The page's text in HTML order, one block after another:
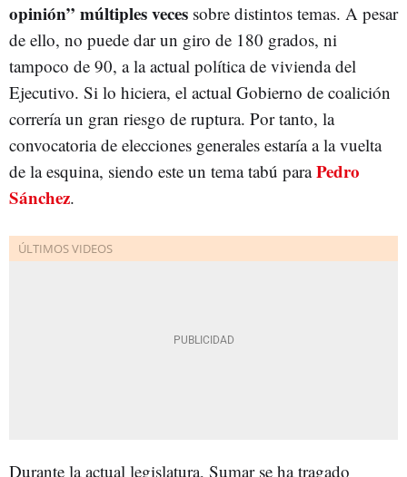
opinión” múltiples veces sobre distintos temas. A pesar
de ello, no puede dar un giro de 180 grados, ni
tampoco de 90, a la actual política de vivienda del
Ejecutivo. Si lo hiciera, el actual Gobierno de coalición
correría un gran riesgo de ruptura. Por tanto, la
convocatoria de elecciones generales estaría a la vuelta
de la esquina, siendo este un tema tabú paraPedro
Sánchez.
Durante la actual legislatura, Sumar se ha tragado